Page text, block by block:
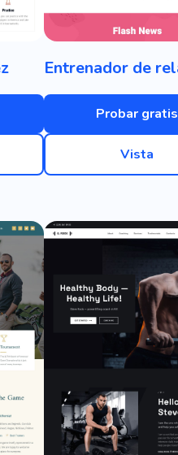
Probar gratis
Vista